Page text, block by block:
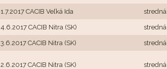
1.7.2017 CACIB Veľká Ida stredná
4.6.2017 CACIB Nitra (SK) stredná
3.6.2017 CACIB Nitra (SK) stredná
2.6.2017 CACIB Nitra (SK) stredná